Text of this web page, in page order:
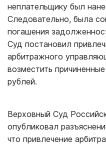
неплательщику был
Следовательно, была
погашения
Суд постановил
арбитражного
возместить
рублей.
Верховный Суд
опубликовал
что привлечение